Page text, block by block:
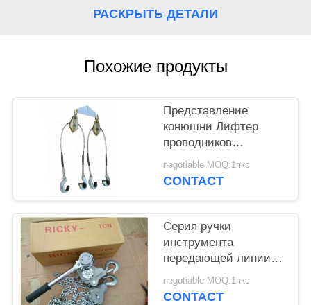
РАСКРЫТЬ ДЕТАЛИ
Похожие продукты
Представление
конюшни Лифтер
проводников
передающей линии
ручной операции
negotiable MOQ:1пкс
CONTACT
Серия ручки
инструмента
передающей линии
алюминиевого сплава
ручная поднимая
negotiable MOQ:1пкс
CONTACT